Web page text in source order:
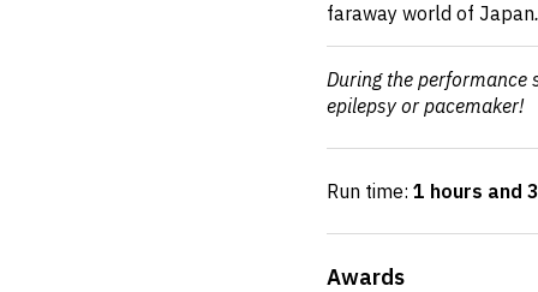
faraway world of Japan.
During the performance
epilepsy or pacemaker!
Run time: 1 hours and
Awards